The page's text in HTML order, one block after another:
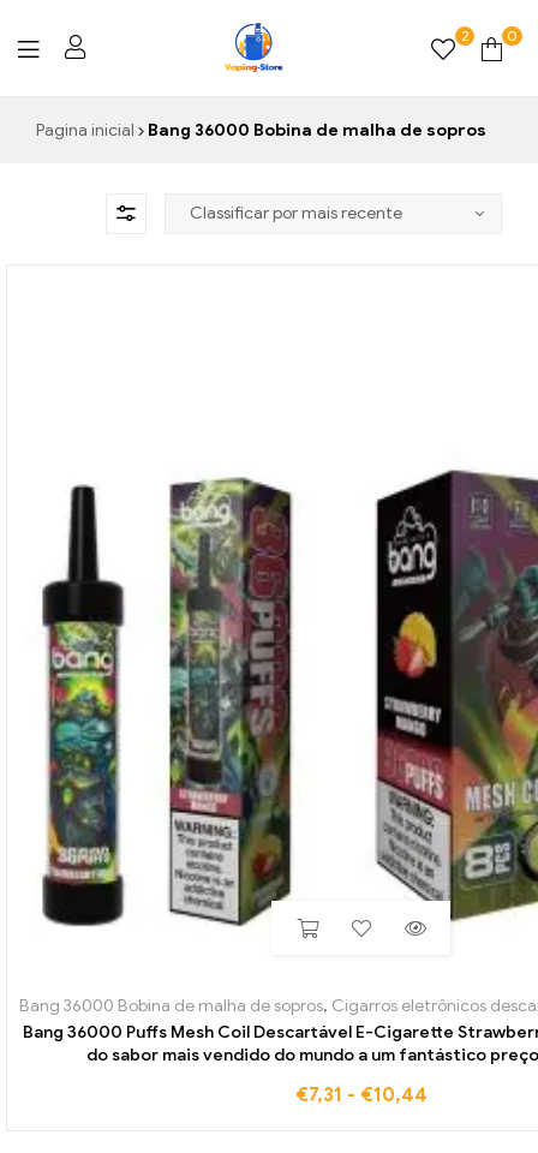
2 0
Pagina inicial Bang 36000 Bobina de malha de sopros
Bang 36000 Bobina de malha de sopros, Cigarros eletrônicos
Bang 36000 Puffs Mesh Coil Descartável E-Cigarette
do sabor mais vendido do mundo a um fantástico
€7,31 - €10,44